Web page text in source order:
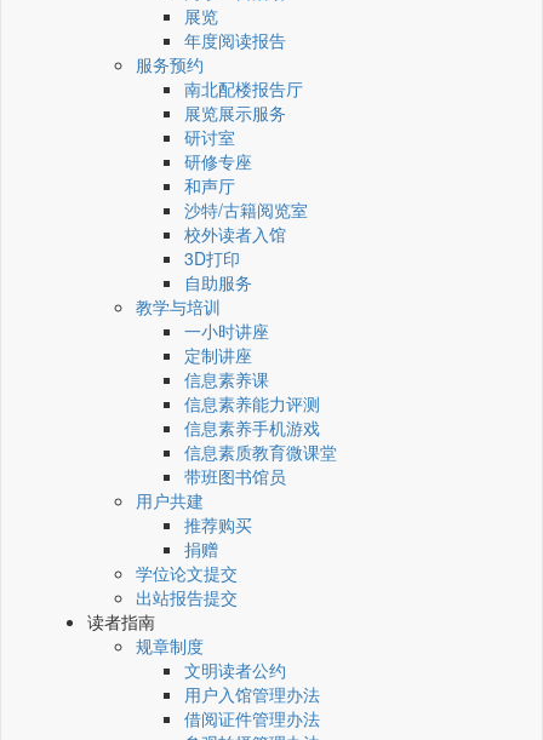
展览
年度阅读报告
服务预约
南北配楼报告厅
展览展示服务
研讨室
研修专座
和声厅
沙特/古籍阅览室
校外读者入馆
3D打印
自助服务
教学与培训
一小时讲座
定制讲座
信息素养课
信息素养能力评测
信息素养手机游戏
信息素质教育微课堂
带班图书馆员
用户共建
推荐购买
捐赠
学位论文提交
出站报告提交
读者指南
规章制度
文明读者公约
用户入馆管理办法
借阅证件管理办法